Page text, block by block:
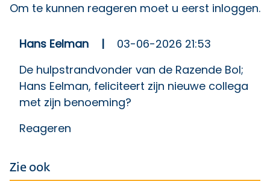
Om te kunnen reageren moet u eerst inloggen.
Hans Eelman |
03-06-2026 21:53
De hulpstrandvonder van de Razende Bol;
Hans Eelman, feliciteert zijn nieuwe collega
met zijn benoeming?
Reageren
Zie ook